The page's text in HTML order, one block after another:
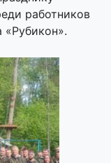
работников
«Рубикон».